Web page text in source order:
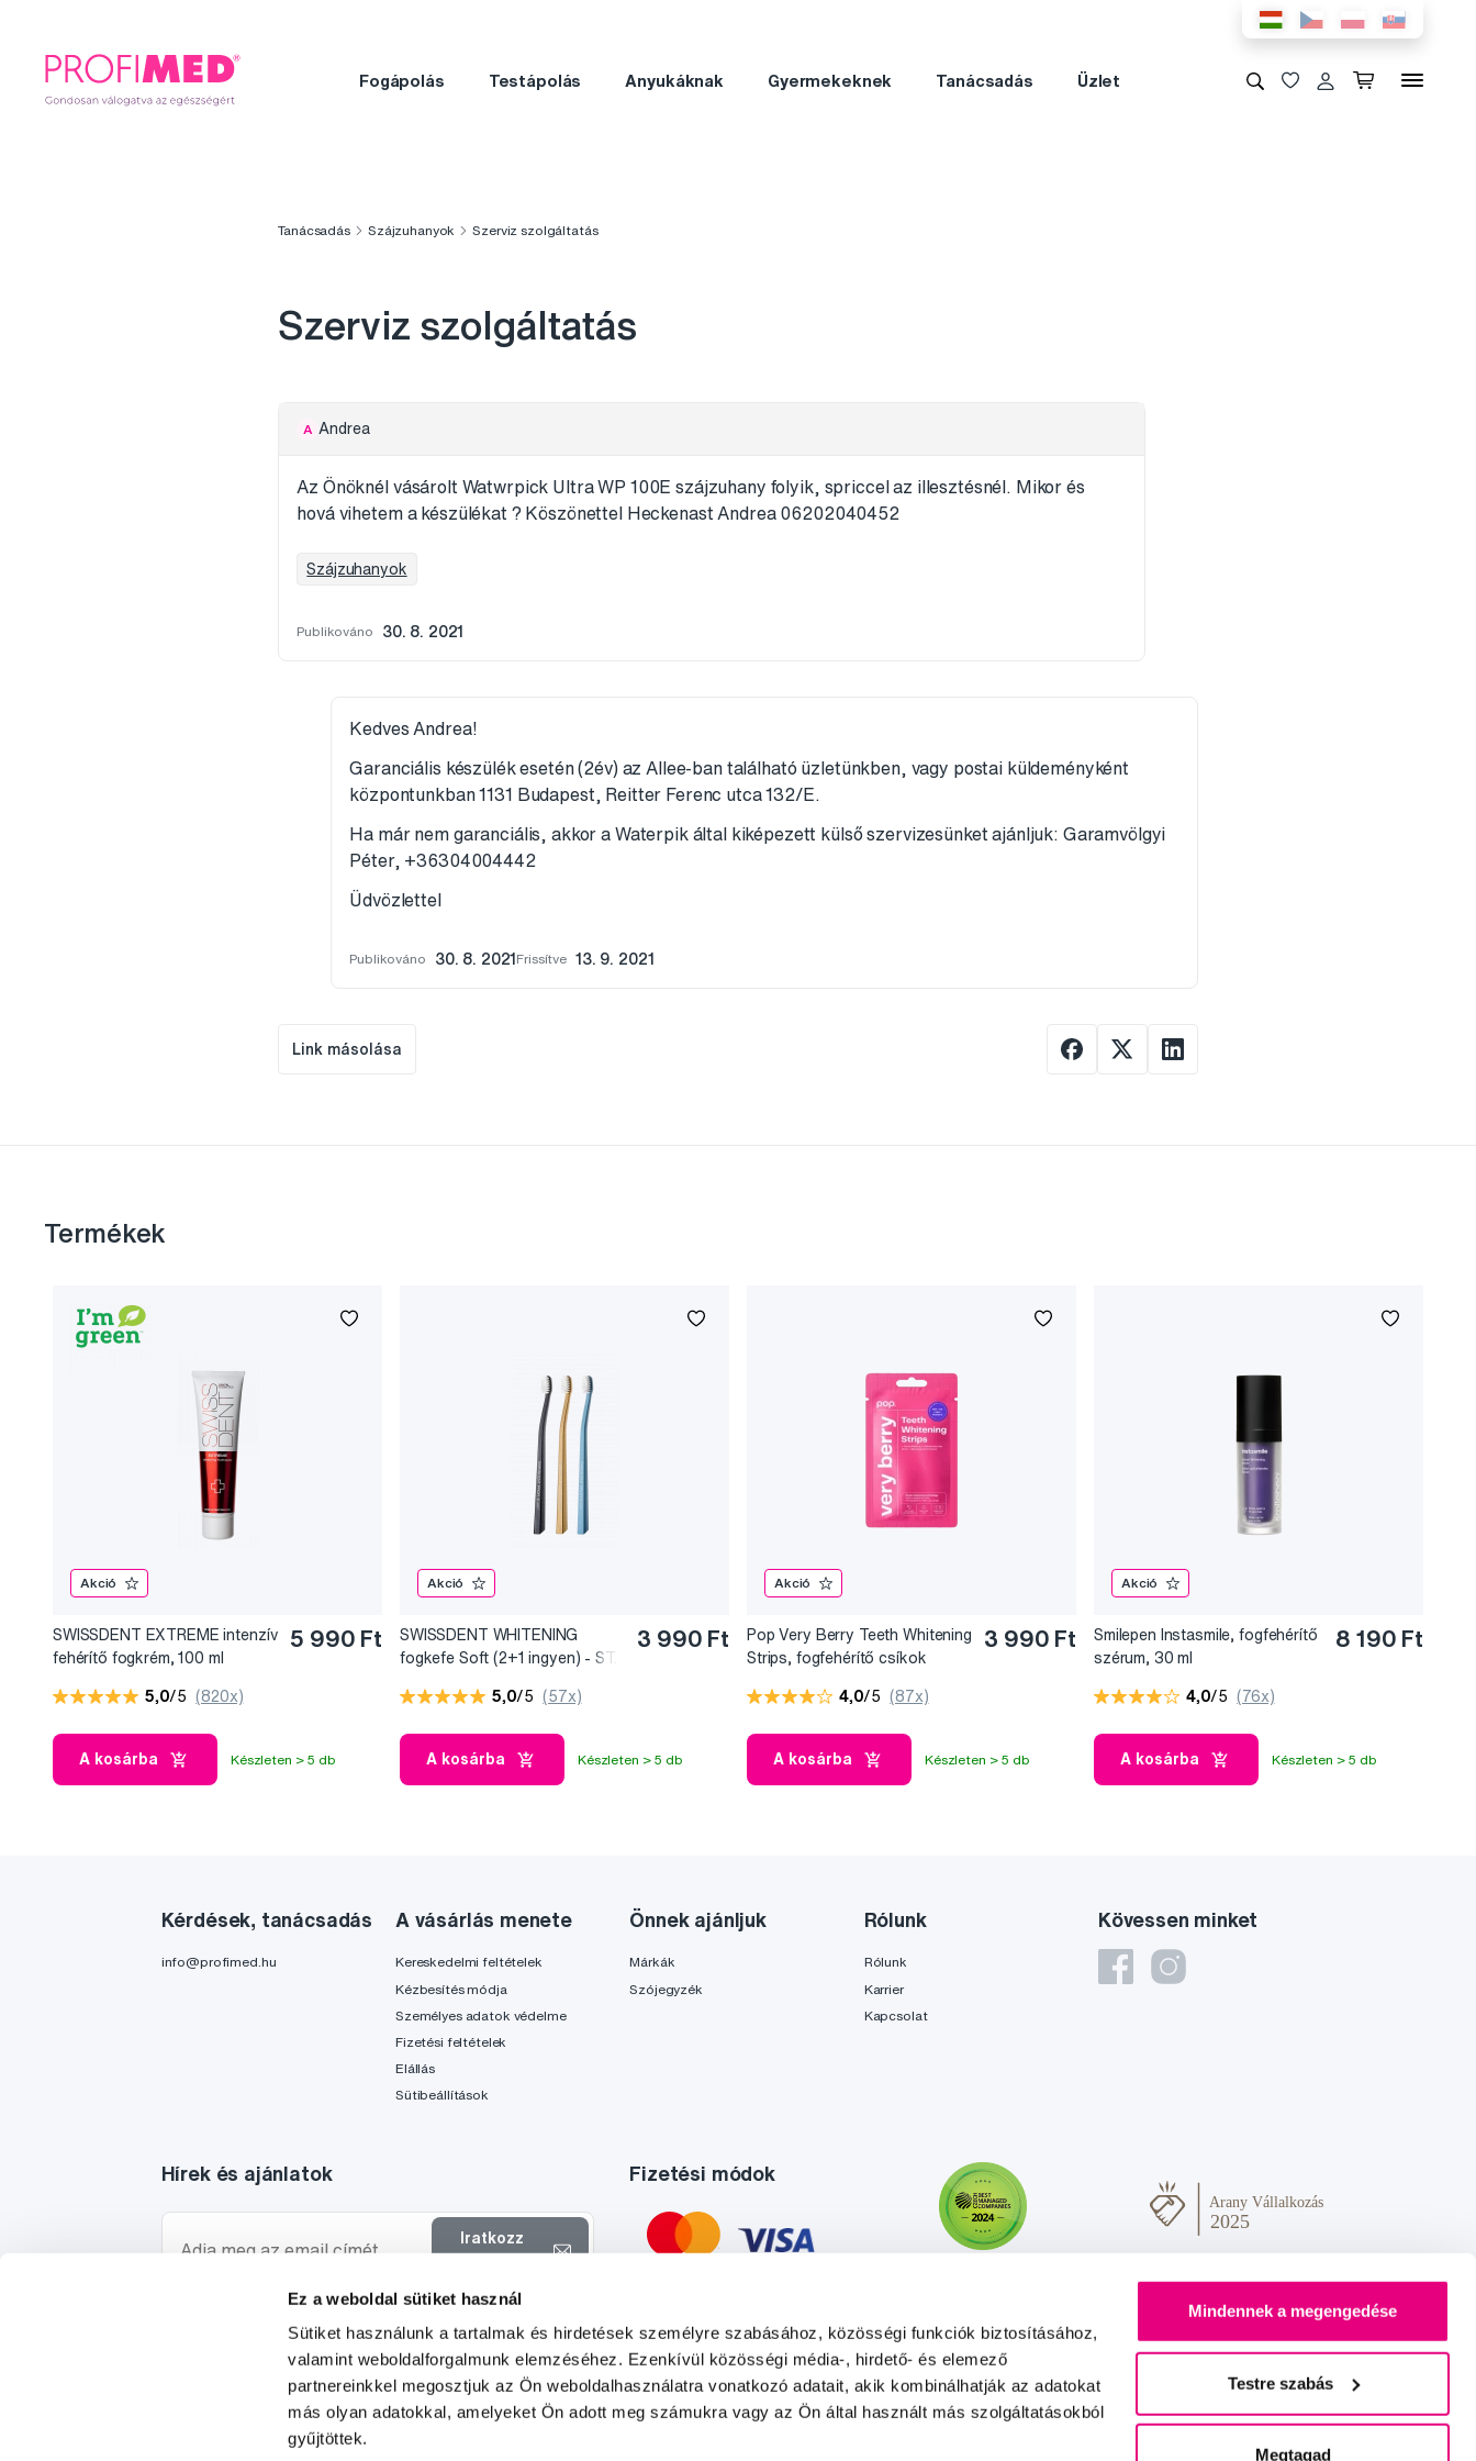
Ez a weboldal sütiket használ
Sütiket használunk a tartalmak és hirdetések személyre szabásához, közösségi funkciók biztosításához,
valamint weboldalforgalmunk elemzéséhez. Ezenkívül közösségi média-, hirdető- és elemező
partnereinkkel megosztjuk az Ön weboldalhasználatra vonatkozó adatait, akik kombinálhatják az adatokat
más olyan adatokkal, amelyeket Ön adott meg számukra vagy az Ön által használt más szolgáltatásokból
gyűjtöttek.
Mindennek a megengedése
Testre szabás
Megtagad
Fogápolás Testápolás Anyukáknak Gyermekeknek Tanácsadás Üzlet
Tanácsadás Szájzuhanyok Szerviz szolgáltatás
Szerviz szolgáltatás
A Andrea
Az Önöknél vásárolt Watwrpick Ultra WP 100E szájzuhany folyik, spriccel az illesztésnél. Mikor és
hová vihetem a készülékat ? Köszönettel Heckenast Andrea 06202040452
Szájzuhanyok
Publikováno 30. 8. 2021
Kedves Andrea!
Garanciális készülék esetén (2év) az Allee-ban található üzletünkben, vagy postai küldeményként
központunkban 1131 Budapest, Reitter Ferenc utca 132/E.
Ha már nem garanciális, akkor a Waterpik által kiképezett külső szervizesünket ajánljuk: Garamvölgyi
Péter, +36304004442
Üdvözlettel
Publikováno 30. 8. 2021 Frissítve 13. 9. 2021
Link másolása
Termékek
Akció
SWISSDENT EXTREME intenzív
fehérítő fogkrém, 100 ml
5 990 Ft
5,0/5 (820x)
A kosárba Készleten > 5 db
Akció
SWISSDENT WHITENING
fogkefe Soft (2+1 ingyen) - ST.
3 990 Ft
5,0/5 (57x)
A kosárba Készleten > 5 db
Akció
Pop Very Berry Teeth Whitening
Strips, fogfehérítő csíkok
3 990 Ft
4,0/5 (87x)
A kosárba Készleten > 5 db
Akció
Smilepen Instasmile, fogfehérítő
szérum, 30 ml
8 190 Ft
4,0/5 (76x)
A kosárba Készleten > 5 db
Kövessen minket
Kérdések, tanácsadás
info@profimed.hu
A vásárlás menete
Kereskedelmi feltételek
Kézbesítés módja
Személyes adatok védelme
Fizetési feltételek
Elállás
Sütibeállítások
Önnek ajánljuk
Márkák
Szójegyzék
Rólunk
Rólunk
Karrier
Kapcsolat
Hírek és ajánlatok
Iratkozz
Szeretnék tájékoztatást kapni a hírekről és ajánlatokról és
egyetértek a személyes
adataim feldolgozásával
Fizetési módok